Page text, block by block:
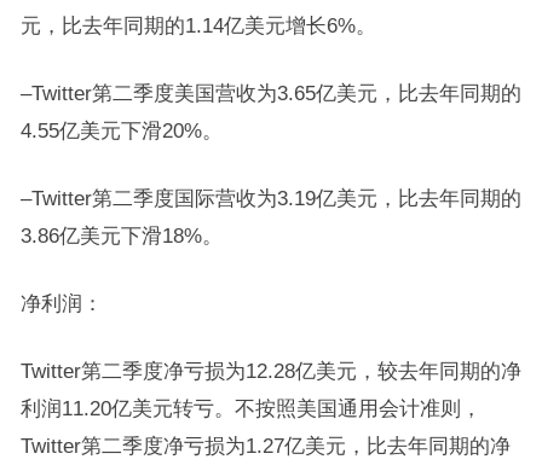
元，比去年同期的1.14亿美元增长6%。
–Twitter第二季度美国营收为3.65亿美元，比去年同期的
4.55亿美元下滑20%。
–Twitter第二季度国际营收为3.19亿美元，比去年同期的
3.86亿美元下滑18%。
净利润：
Twitter第二季度净亏损为12.28亿美元，较去年同期的净
利润11.20亿美元转亏。不按照美国通用会计准则，
Twitter第二季度净亏损为1.27亿美元，比去年同期的净